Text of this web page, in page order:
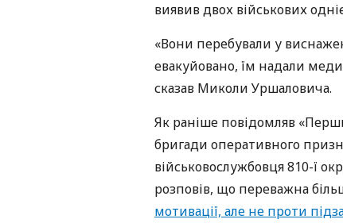
виявив двох військових
«Вони перебували у
евакуйовано, їм надали
сказав Миколи Уршаловича.
Як раніше повідомляв
бригади оперативного
військовослужбовця 810-ї
розповів, що переважна
мотивації, але не проти